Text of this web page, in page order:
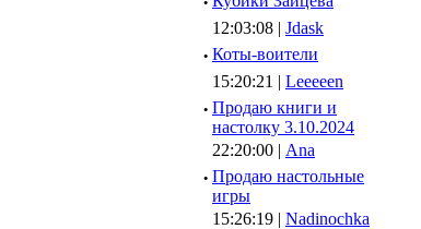
12:03:08 | Jdask
· Коты-воители
15:20:21 | Leeeeen
· Продаю книги и
настолку 3.10.2024
22:20:00 | Ana
· Продаю настольные
игры
15:26:19 | Nadinochka